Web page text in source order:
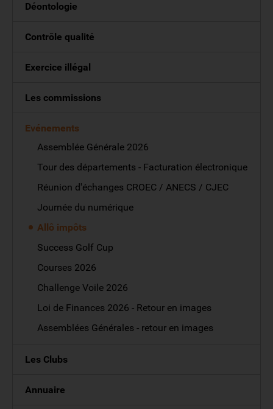
Déontologie
Contrôle qualité
Exercice illégal
Les commissions
Evénements
Assemblée Générale 2026
Tour des départements - Facturation électronique
Réunion d'échanges CROEC / ANECS / CJEC
Journée du numérique
Allô impôts
Success Golf Cup
Courses 2026
Challenge Voile 2026
Loi de Finances 2026 - Retour en images
Assemblées Générales - retour en images
Les Clubs
Annuaire